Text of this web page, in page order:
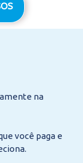
na
você paga e